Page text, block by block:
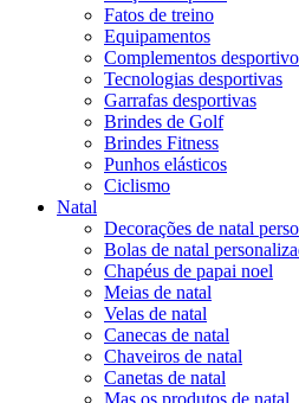
Fatos de treino
Equipamentos
Complementos
Tecnologias desportivas
Garrafas desportivas
Brindes de Golf
Brindes Fitness
Punhos elásticos
Ciclismo
Natal
Decorações de natal
Bolas de natal
Chapéus de papai noel
Meias de natal
Velas de natal
Canecas de natal
Chaveiros de natal
Canetas de natal
Mas os produtos de natal